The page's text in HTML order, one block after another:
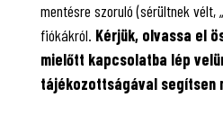
mentésre szoruló (sérültnek vélt,
fiókákról. Kérjük, olvassa el
mielőtt kapcsolatba lép
tájékozottságával segítsen